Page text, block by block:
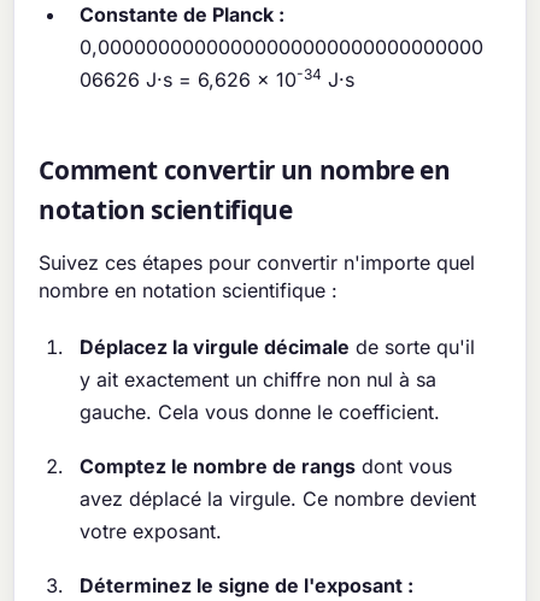
Constante de Planck :
0,00000000000000000000000000000000
06626 J·s = 6,626 × 10-34 J·s
Comment convertir un nombre en
notation scientifique
Suivez ces étapes pour convertir n'importe quel
nombre en notation scientifique :
Déplacez la virgule décimale de sorte qu'il
y ait exactement un chiffre non nul à sa
gauche. Cela vous donne le coefficient.
Comptez le nombre de rangs dont vous
avez déplacé la virgule. Ce nombre devient
votre exposant.
Déterminez le signe de l'exposant :